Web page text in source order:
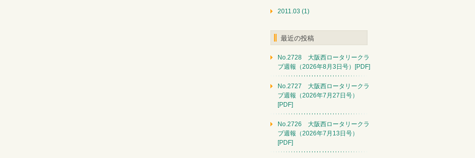
2011.03 (1)
最近の投稿
No.2728 大阪西ロータリークラ
ブ週報（2026年8月3日号）[PDF]
No.2727 大阪西ロータリークラ
ブ週報（2026年7月27日号）
[PDF]
No.2726 大阪西ロータリークラ
ブ週報（2026年7月13日号）
[PDF]